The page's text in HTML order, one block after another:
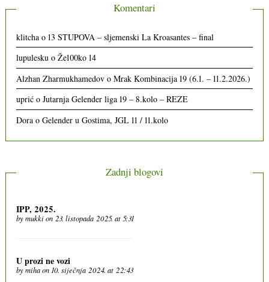
Komentari
klitcha o13 STUPOVA – sljemenski La Kroasantes – final
lupulesku oŽe100ko 14
Alzhan Zharmukhamedov oMrak Kombinacija 19 (6.1. – 11.2.2026.)
uprić oJutarnja Gelender liga 19 – 8.kolo – REZE
Dora oGelender u Gostima, JGL 11 / 11.kolo
Zadnji blogovi
IPP, 2025.
bymukkion 23. listopada 2025. at 5:31
U prozi ne vozi
bymihaon 10. siječnja 2024. at 22:43